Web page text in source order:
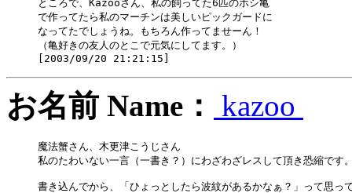
ところで、Kazooさん、私の飼ってた6匹のホシ亀
で作ってたら私のマーチンは美しいピックガードに
なってたでしょうね。もちろん作ってませーん！
（亀好きの友人のとこで元気にしてます。）
お名前 Name： kazoo
魔法蟹さん、木更津こうじさん
私のたわいない一言（一書き？）にわざわざレスして頂き恐縮です
書き込んでから、「ひょっとしたら波紋があるかなぁ？」って思っ